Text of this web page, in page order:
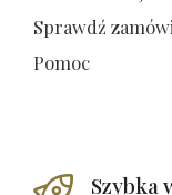
Sprawdź
Pomoc
Szybka